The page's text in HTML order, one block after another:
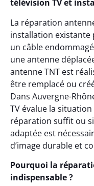
télévision TV et
La réparation
installation
un câble
une antenne
antenne TNT est
être remplacé ou
Dans Auvergne-
TV évalue la
réparation suffit ou
adaptée est
d’image durable et
Pourquoi la
indispensable ?